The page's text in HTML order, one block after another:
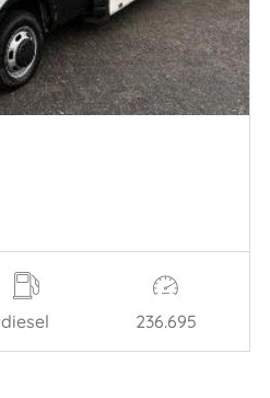
diesel 236.695